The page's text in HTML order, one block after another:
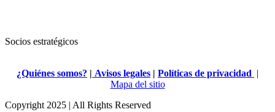
Socios estratégicos
¿Quiénes somos? | Avisos legales | Políticas de privacidad |
Mapa del sitio
Copyright 2025 | All Rights Reserved